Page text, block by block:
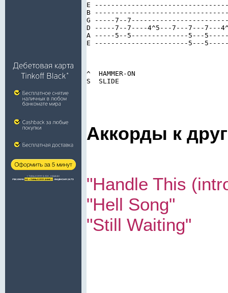
E
B
G -----7--
D -----7--7----4^5---7---7---7---
A -----5--5--------------5---
E -----------------------5---
^  HAMMER-ON
S  SLIDE
Аккорды к
"Handle This
"Hell Song"
"Still Waiting"